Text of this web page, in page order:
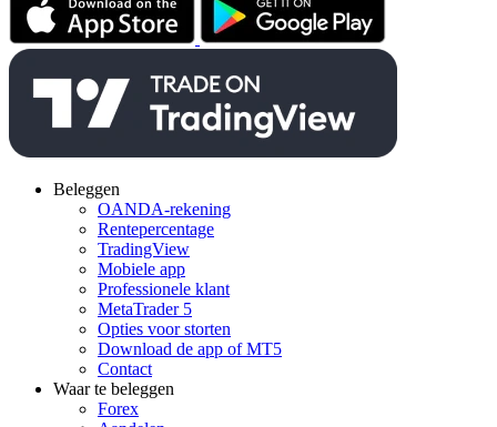
Beleggen
OANDA-rekening
Rentepercentage
TradingView
Mobiele app
Professionele klant
MetaTrader 5
Opties voor storten
Download de app of MT5
Contact
Waar te beleggen
Forex